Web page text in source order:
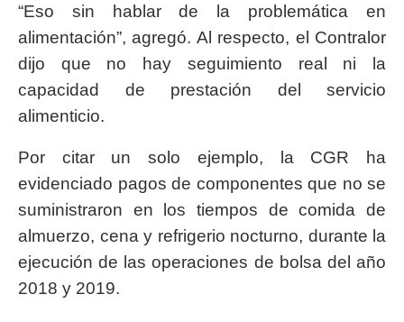
“Eso sin hablar de la problemática en
alimentación”, agregó. Al respecto, el Contralor
dijo que no hay seguimiento real ni la
capacidad de prestación del servicio
alimenticio.
Por citar un solo ejemplo, la CGR ha
evidenciado pagos de componentes que no se
suministraron en los tiempos de comida de
almuerzo, cena y refrigerio nocturno, durante la
ejecución de las operaciones de bolsa del año
2018 y 2019.